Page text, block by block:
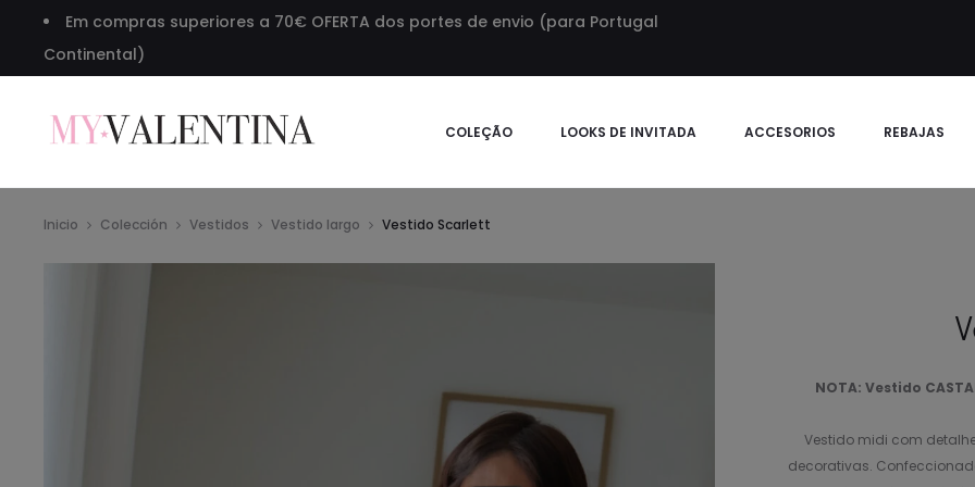
Em compras superiores a 70€ OFERTA dos portes de envio (para Portugal
Continental)
COLEÇÃO LOOKS DE INVITADA ACCESORIOS REBAJAS
Inicio Colección Vestidos Vestido largo Vestido Scarlett
NOTA: Vestido
Vestido midi com
decorativas.